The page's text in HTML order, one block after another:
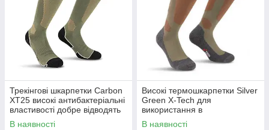
Трекінгові шкарпетки Carbon
XT25 високі антибактеріальні
властивості добре відводять
вологу
В наявності
Високі термошкарпетки Silver
Green X-Tech для
використання в
екстремальних умовах
В наявності